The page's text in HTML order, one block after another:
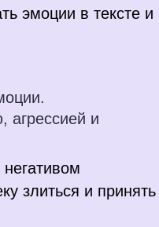
эмоции в тексте и
агрессией и
злиться и принять